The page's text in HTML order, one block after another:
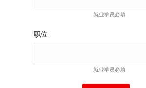
就业学员必填
职位
就业学员必填